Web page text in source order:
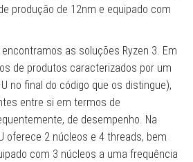
produção de 12nm e equipado com
as soluções Ryzen 3. Em
de produtos caracterizados por um
no final do código que os distingue),
entre si em termos de
de desempenho. Na
oferece 2 núcleos e 4 threads, bem
com 3 núcleos a uma frequência